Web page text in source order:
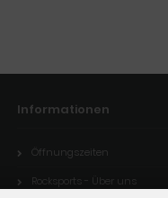
Informationen
Öffnungszeiten
Rocksports - Über uns